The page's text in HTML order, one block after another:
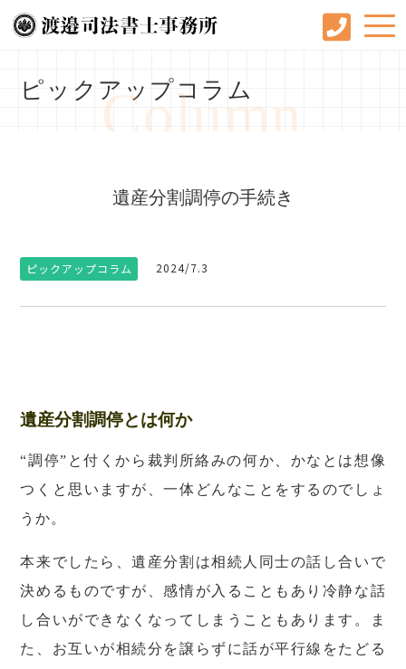
ピックアップコラム
Column
遺産分割調停の手続き
ピックアップコラム 2024/7.3
遺産分割調停とは何か
“調停”と付くから裁判所絡みの何か、かなとは想像
つくと思いますが、一体どんなことをするのでしょ
うか。
本来でしたら、遺産分割は相続人同士の話し合いで
決めるものですが、感情が入ることもあり冷静な話
し合いができなくなってしまうこともあります。ま
た、お互いが相続分を譲らずに話が平行線をたどる